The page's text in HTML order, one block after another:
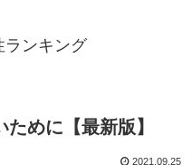
ランキング
めに【最新版】
2021.09.25